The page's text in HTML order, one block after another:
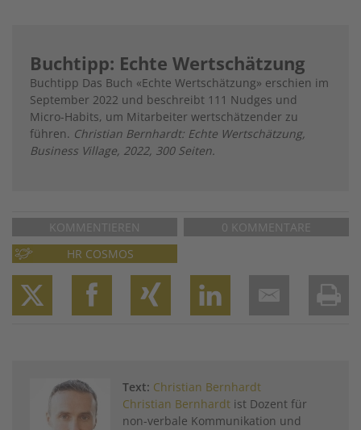
Buchtipp: Echte Wertschätzung
Buchtipp Das Buch «Echte ­Wertschätzung» erschien im
September 2022 und beschreibt 111 Nudges und
Micro-Habits, um Mitarbeiter ­wertschätzender zu
führen. Christian Bernhardt: Echte Wertschätzung,
Business Village, 2022, 300 Seiten.
KOMMENTIEREN
0 KOMMENTARE
HR COSMOS
Text: Christian Bernhardt
Christian Bernhardt ist Dozent für
non-verbale Kommunikation und